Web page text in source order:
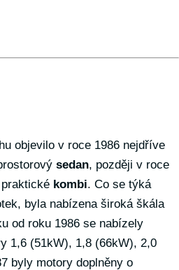
objevilo v roce 1986 nejdříve
sedan, později v roce
kombi. Co se týká
byla nabízena široká škála
od roku 1986 se nabízely
1,6 (51kW), 1,8 (66kW), 2,0
byly motory doplněny o